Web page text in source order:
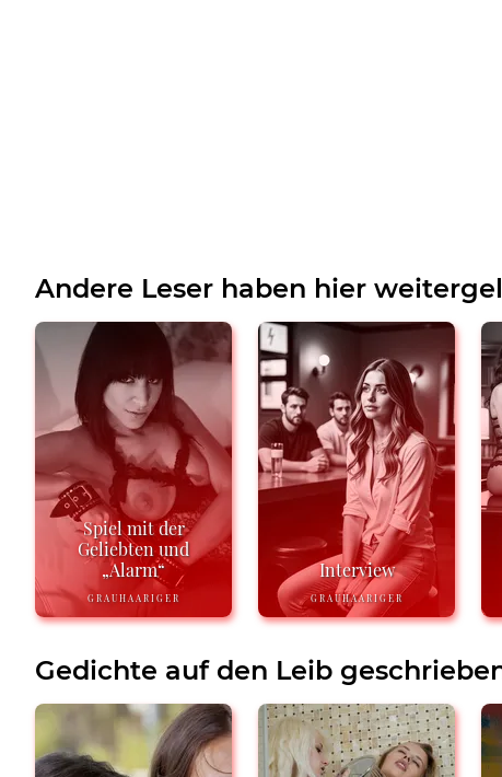
Andere Leser haben hier
Spiel mit der
Geliebten und
„Alarm“
GRAUHAARIGER
Interview
GRAUHAARIGER
Gedichte auf den Leib